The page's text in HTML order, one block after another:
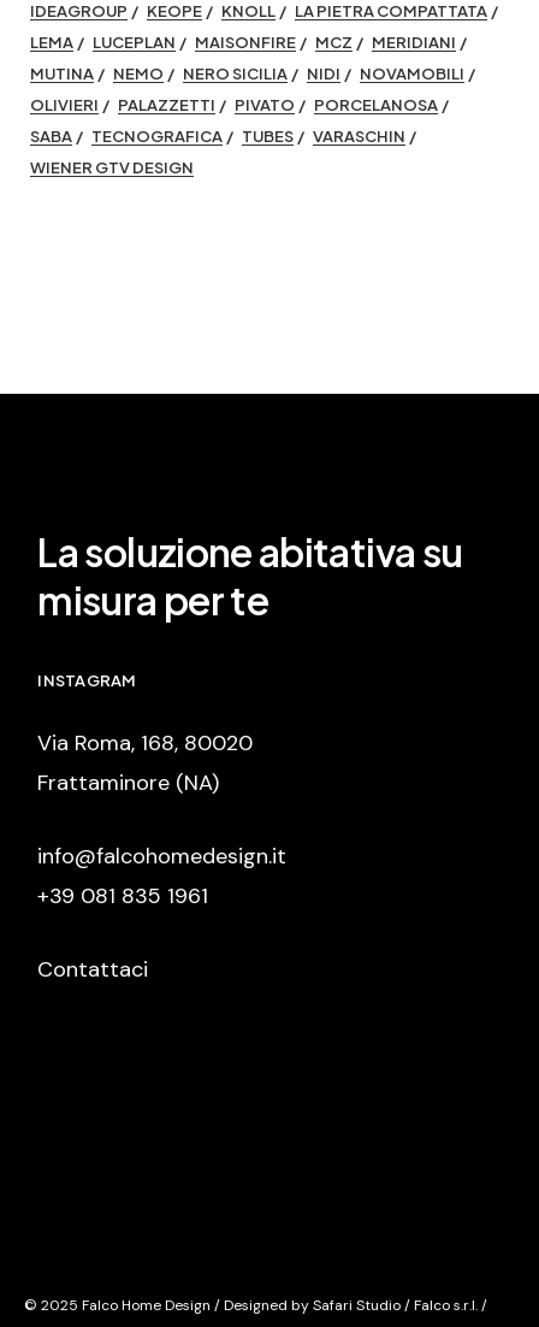
IDEAGROUP
KEOPE KNOLL
LA PIETRA COMPATTATA
LEMA
LUCEPLAN MAISONFIRE MCZ
MERIDIANI
MUTINA
NEMO NERO SICILIA NIDI
NOVAMOBILI
OLIVIERI
PALAZZETTI PIVATO
PORCELANOSA
SABA
TECNOGRAFICA TUBES
VARASCHIN
WIENER GTV DESIGN
La soluzione abitativa su
misura per te
INSTAGRAM
Via Roma, 168, 80020
Frattaminore (NA)
info@falcohomedesign.it
+39 081 835 1961
Contattaci
© 2025 Falco Home Design / Designed by Safari Studio / Falco s.r.l. /